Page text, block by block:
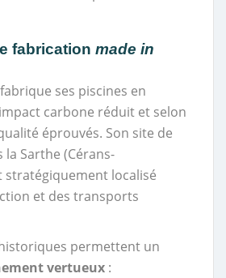
fabrication made in
ses piscines en
carbone réduit et selon
éprouvés. Son site de
Sarthe (Cérans-
stratégiquement localisé
et des transports
permettent un
vertueux :